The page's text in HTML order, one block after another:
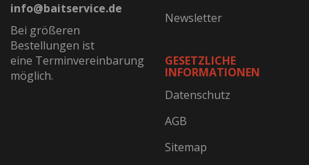
info@baitservice.de
Bei größeren
Bestellungen ist
eine Terminvereinbarung
möglich.
Newsletter
GESETZLICHE
INFORMATIONEN
Datenschutz
AGB
Sitemap